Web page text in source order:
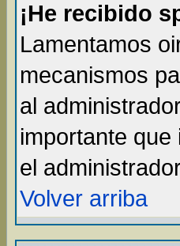
¡He recibido
Lamentamos
mecanismos
al
importante
el
Volver arriba